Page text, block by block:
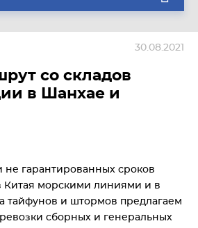
со складов
в Шанхае и
30.08.2021
гарантированных сроков
Китая морскими линиями и в
тайфунов и штормов предлагаем
сборных и генеральных